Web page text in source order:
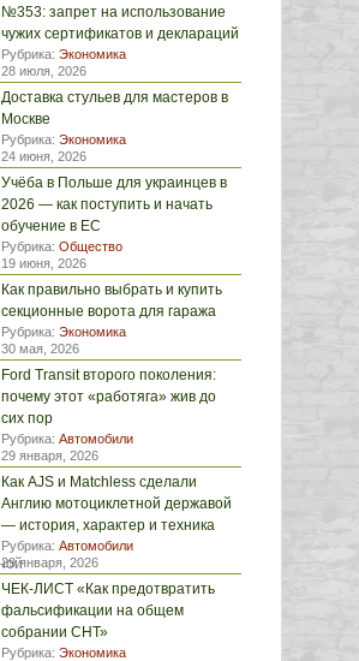
№353: запрет на использование
чужих сертификатов и деклараций
Рубрика: Экономика
28 июля, 2026
Доставка стульев для мастеров в
Москве
Рубрика: Экономика
24 июня, 2026
Учёба в Польше для украинцев в
2026 — как поступить и начать
обучение в ЕС
Рубрика: Общество
19 июня, 2026
Как правильно выбрать и купить
секционные ворота для гаража
Рубрика: Экономика
30 мая, 2026
Ford Transit второго поколения:
почему этот «работяга» жив до
сих пор
Рубрика: Автомобили
29 января, 2026
Как AJS и Matchless сделали
Англию мотоциклетной державой
— история, характер и техника
Рубрика: Автомобили
29 января, 2026
ЧЕК-ЛИСТ «Как предотвратить
фальсификации на общем
собрании СНТ»
Рубрика: Экономика